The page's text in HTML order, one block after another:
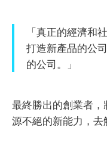
「真正的經濟和
打造新產品的公
的公司。」
最終勝出的創業者
源不絕的新能力，去